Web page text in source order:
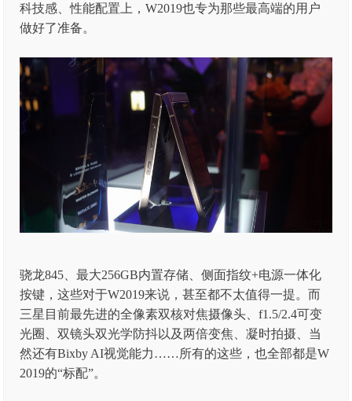
科技感、性能配置上，W2019也专为那些最高端的用户
做好了准备。
骁龙845、最大256GB内置存储、侧面指纹+电源一体化
按键，这些对于W2019来说，甚至都不太值得一提。而
三星目前最先进的全像素双核对焦摄像头、f1.5/2.4可变
光圈、双镜头双光学防抖以及两倍变焦、凝时拍摄、当
然还有Bixby AI视觉能力……所有的这些，也全部都是W
2019的“标配”。